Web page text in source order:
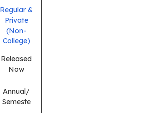
Regular &
Private
(Non-
College)
Released
Now
Annual/
Semeste